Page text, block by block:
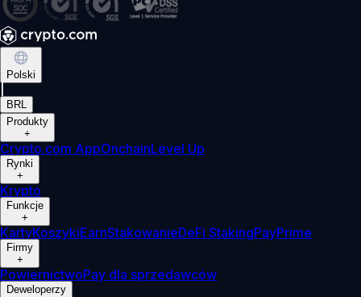
Polski
BRL
Produkty
+
Crypto.com AppOnchainLevel Up
Rynki
+
Krypto
Funkcje
+
KartyKoszykiEarnStakowanieDeFi StakingPayPrime
Firmy
+
PowiernictwoPay dla sprzedawców
Deweloperzy